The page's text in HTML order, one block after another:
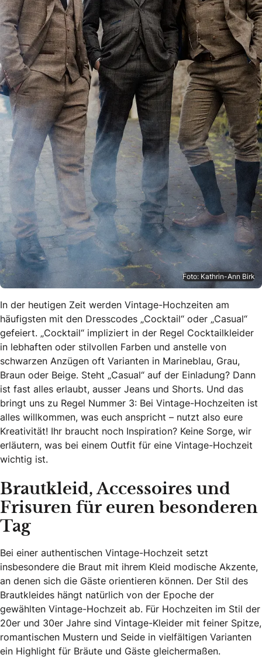
Foto: Kathrin-Ann Birk
In der heutigen Zeit werden Vintage-Hochzeiten am
häufigsten mit den Dresscodes „Cocktail“ oder „Casual“
gefeiert. „Cocktail“ impliziert in der Regel Cocktailkleider
in lebhaften oder stilvollen Farben und anstelle von
schwarzen Anzügen oft Varianten in Marineblau, Grau,
Braun oder Beige. Steht „Casual“ auf der Einladung? Dann
ist fast alles erlaubt, ausser Jeans und Shorts. Und das
bringt uns zu Regel Nummer 3: Bei Vintage-Hochzeiten ist
alles willkommen, was euch anspricht – nutzt also eure
Kreativität! Ihr braucht noch Inspiration? Keine Sorge, wir
erläutern, was bei einem Outfit für eine Vintage-Hochzeit
wichtig ist.
Brautkleid, Accessoires und
Frisuren für euren besonderen
Tag
Bei einer authentischen Vintage-Hochzeit setzt
insbesondere die Braut mit ihrem Kleid modische Akzente,
an denen sich die Gäste orientieren können. Der Stil des
Brautkleides hängt natürlich von der Epoche der
gewählten Vintage-Hochzeit ab. Für Hochzeiten im Stil der
20er und 30er Jahre sind Vintage-Kleider mit feiner Spitze,
romantischen Mustern und Seide in vielfältigen Varianten
ein Highlight für Bräute und Gäste gleichermaßen.